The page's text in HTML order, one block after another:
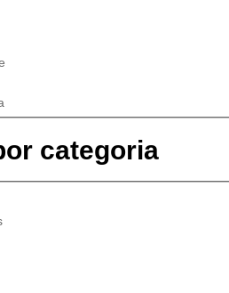
categoria